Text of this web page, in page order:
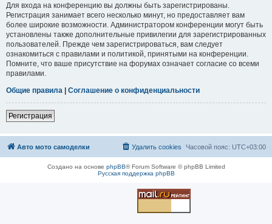
Для входа на конференцию вы должны быть зарегистрированы.
Регистрация занимает всего несколько минут, но предоставляет вам
более широкие возможности. Администратором конференции могут быть
установлены также дополнительные привилегии для зарегистрированных
пользователей. Прежде чем зарегистрироваться, вам следует
ознакомиться с правилами и политикой, принятыми на конференции.
Помните, что ваше присутствие на форумах означает согласие со всеми
правилами.
Общие правила | Соглашение о конфиденциальности
Регистрация
Авто мото самоделки Часовой пояс: UTC+03:00
Удалить cookies
Создано на основе phpBB® Forum Software © phpBB Limited
Русская поддержка phpBB